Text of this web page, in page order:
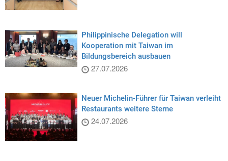
Philippinische Delegation will
Kooperation mit Taiwan im
Bildungsbereich ausbauen
27.07.2026
Neuer Michelin-Führer für Taiwan verleiht
Restaurants weitere Sterne
24.07.2026